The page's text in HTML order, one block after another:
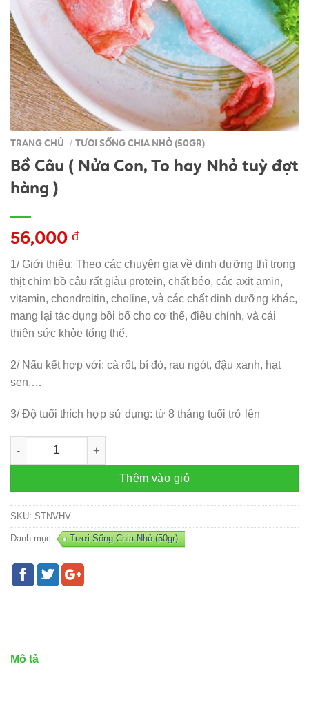
TRANG CHỦ / TƯƠI SỐNG CHIA NHỎ (50GR)
Bồ Câu ( Nửa Con, To hay Nhỏ tuỳ đợt
hàng )
56,000 ₫
1/ Giới thiệu: Theo các chuyên gia về dinh dưỡng thì trong
thịt chim bồ câu rất giàu protein, chất béo, các axit amin,
vitamin, chondroitin, choline, và các chất dinh dưỡng khác,
mang lại tác dụng bồi bổ cho cơ thể, điều chỉnh, và cải
thiện sức khỏe tổng thể.
2/ Nấu kết hợp với: cà rốt, bí đỏ, rau ngót, đậu xanh, hạt
sen,…
3/ Độ tuổi thích hợp sử dụng: từ 8 tháng tuổi trở lên
Bồ Câu ( Nửa Con, To hay Nhỏ tuỳ đợt hàng ) số lượng
Thêm vào giỏ
SKU: STNVHV
Danh mục: Tươi Sống Chia Nhỏ (50gr)
Mô tả